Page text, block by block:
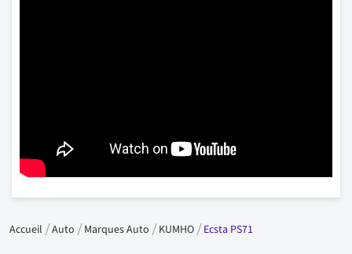
Accueil Auto Marques Auto KUMHO Ecsta PS71